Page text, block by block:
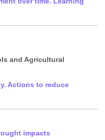
and Agricultural
Actions to reduce
impacts